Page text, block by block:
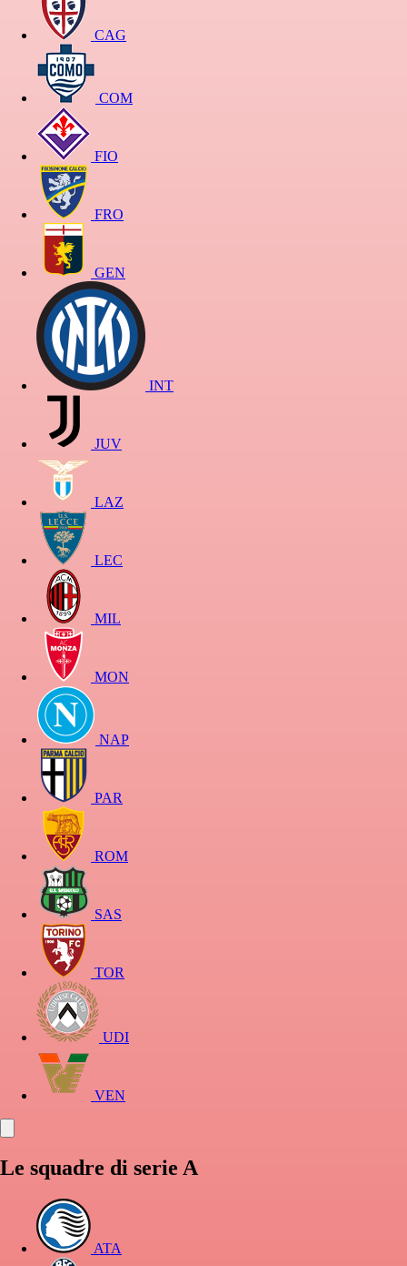
CAG
COM
FIO
FRO
GEN
INT
JUV
LAZ
LEC
MIL
MON
NAP
PAR
ROM
SAS
TOR
UDI
VEN
Le squadre di serie A
ATA